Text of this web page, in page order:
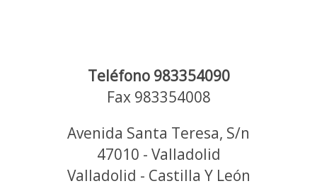
Teléfono 983354090
Fax 983354008
Avenida Santa Teresa, S/n
47010 - Valladolid
Valladolid - Castilla Y León